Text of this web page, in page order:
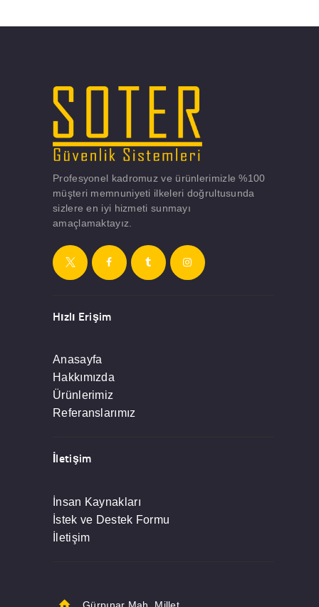
Profesyonel kadromuz ve ürünlerimizle %100
müşteri memnuniyeti ilkeleri doğrultusunda
sizlere en iyi hizmeti sunmayı
amaçlamaktayız.
Hızlı Erişim
Anasayfa
Hakkımızda
Ürünlerimiz
Referanslarımız
İletişim
İnsan Kaynakları
İstek ve Destek Formu
İletişim
Gürpınar Mah. Millet